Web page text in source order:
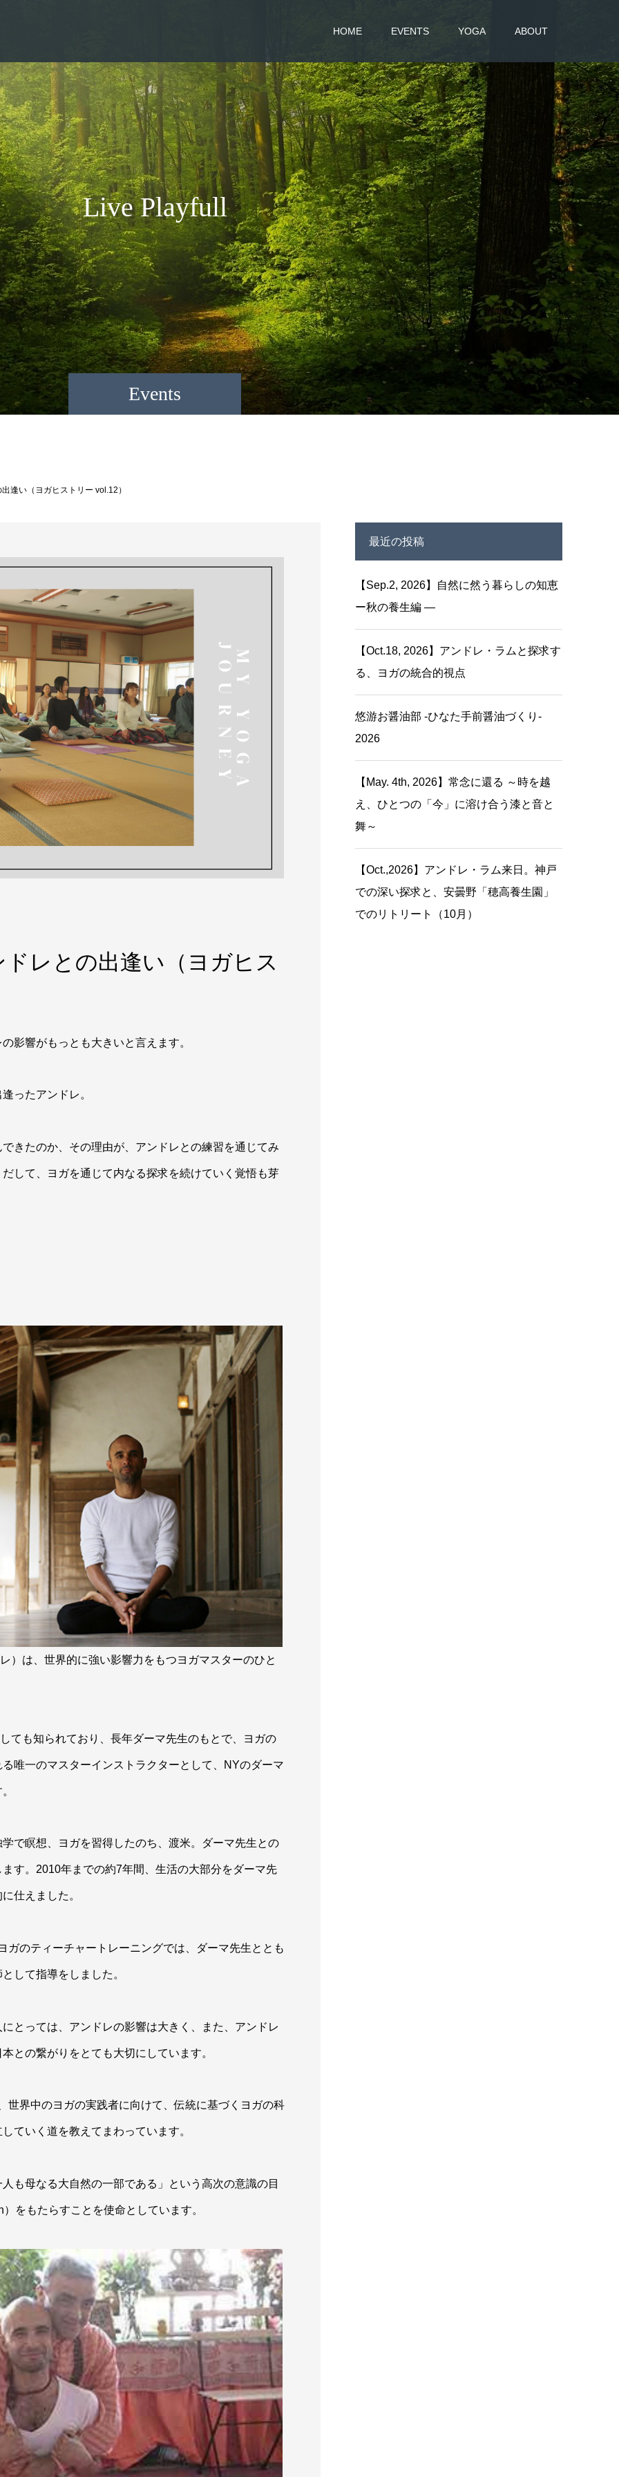
HOME EVENTS YOGA ABOUT
Events
Live Playfully!!
逢い（ヨガヒストリー vol.12）
レとの出逢い（ヨガヒス
影響がもっとも大きいと言えます。
ったアンドレ。
きたのか、その理由が、アンドレとの練習を通じてみ
して、ヨガを通じて内なる探求を続けていく覚悟も芽
）は、世界的に強い影響力をもつヨガマスターのひと
ても知られており、長年ダーマ先生のもとで、ヨガの
唯一のマスターインストラクターとして、NYのダーマ
で瞑想、ヨガを習得したのち、渡米。ダーマ先生との
す。2010年までの約7年間、生活の大部分をダーマ先
仕えました。
ガのティーチャートレーニングでは、ダーマ先生ととも
して指導をしました。
とっては、アンドレの影響は大きく、また、アンドレ
との繋がりをとても大切にしています。
界中のヨガの実践者に向けて、伝統に基づくヨガの科
ていく道を教えてまわっています。
も母なる大自然の一部である」という高次の意識の目
をもたらすことを使命としています。
最近の投稿
【Sep.2, 2026】自然に然う暮らしの知恵
ー秋の養生編 —
【Oct.18, 2026】アンドレ・ラムと探求す
る、ヨガの統合的視点
悠游お醤油部 -ひなた手前醤油づくり-
2026
【May. 4th, 2026】常念に還る ～時を越
え、ひとつの「今」に溶け合う漆と音と
舞～
【Oct.,2026】アンドレ・ラム来日。神戸
での深い探求と、安曇野「穂高養生園」
でのリトリート（10月）